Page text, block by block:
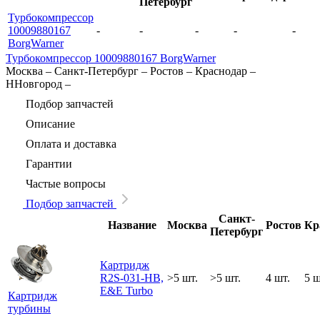
Турбокомпрессор
10009880167
BorgWarner
- - - - -
Турбокомпрессор 10009880167 BorgWarner
Москва – Санкт-Петербург – Ростов – Краснодар –
ННовгород –
Подбор запчастей
Описание
Оплата и доставка
Гарантии
Частые вопросы
Подбор запчастей
Название
Москва
Санкт-
Петербург
Ростов
Картридж
турбины
Картридж
R2S-031-HB,
E&E Turbo
>5 шт. >5 шт. 4 шт. 5